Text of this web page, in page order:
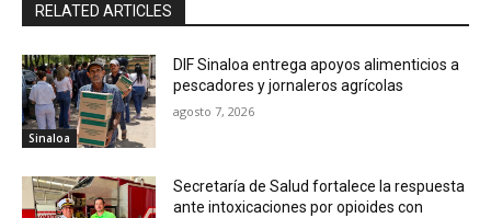
RELATED ARTICLES
Sinaloa
DIF Sinaloa entrega apoyos alimenticios a
pescadores y jornaleros agrícolas
agosto 7, 2026
Secretaría de Salud fortalece la respuesta
ante intoxicaciones por opioides con